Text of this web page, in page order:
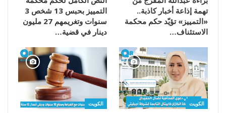
تهمة إذاعة أخبار كاذبة..
«التمييز» تؤيّد حكم محكمة
الاستئناف…
التمييز بحبس 13 شخص 3
سنوات وتغريمهم 27 مليون
دينار في قضية…
الكويت الكويت